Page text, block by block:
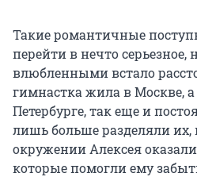
Такие романтичные
перейти в нечто серьезное,
влюбленными встало
гимнастка жила в Москве,
Петербурге, так еще и
лишь больше разделяли
окружении Алексея
которые помогли ему